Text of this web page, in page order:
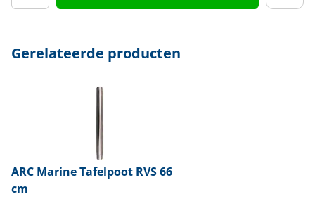
Gerelateerde producten
ARC MarineTafelpoot RVS 66
cm